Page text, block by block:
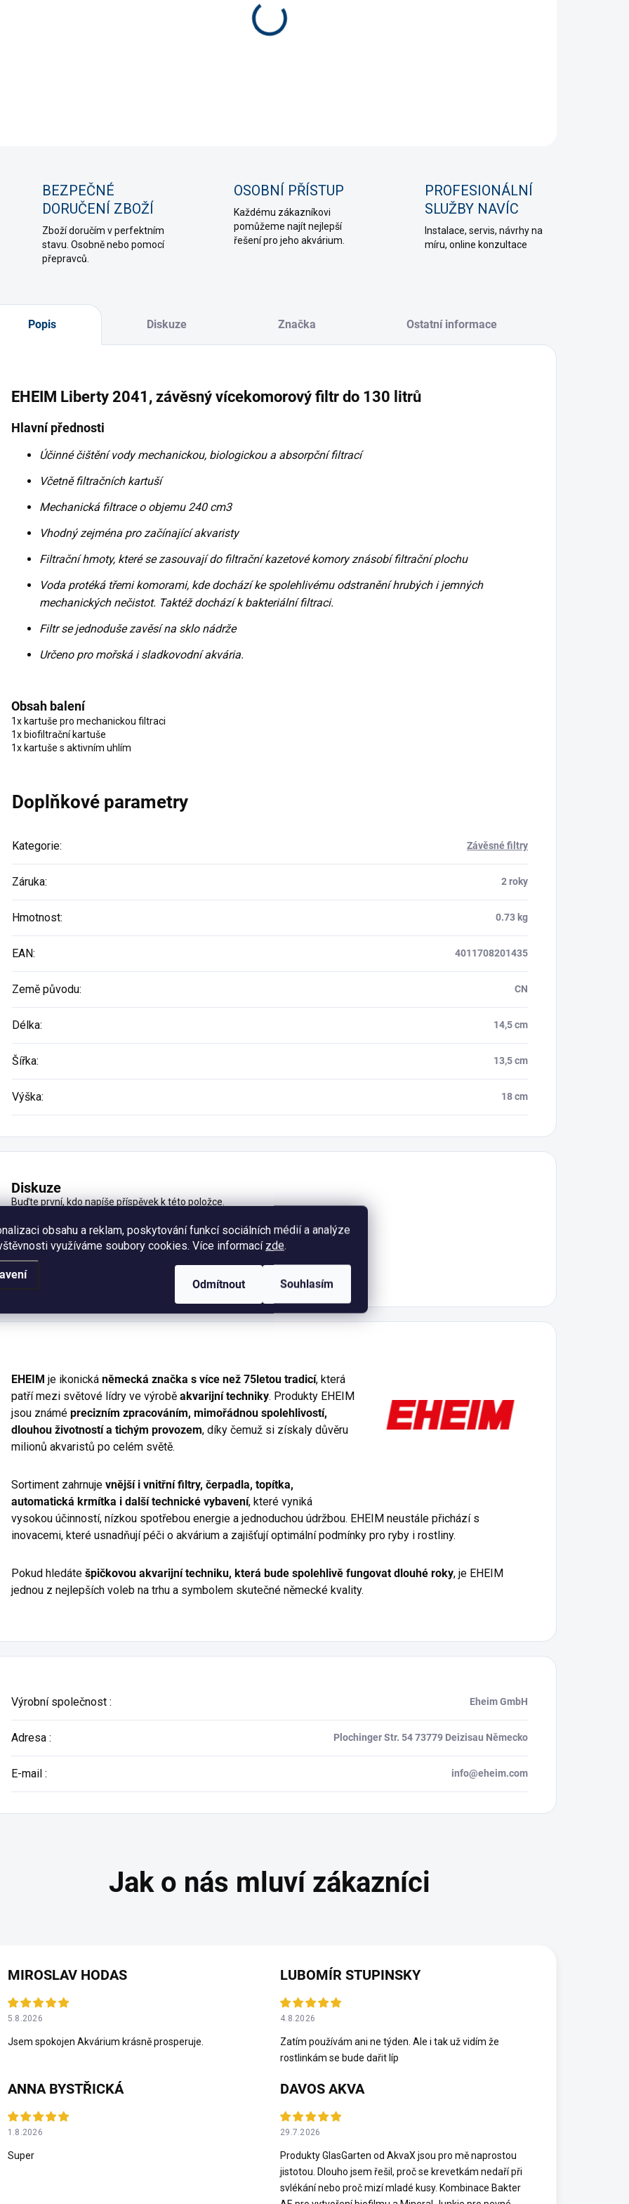
obsahu a reklam, poskytování funkcí sociálních médií a analýze
využíváme soubory cookies. Více informací zde.
Odmítnout Souhlasím
BEZPEČNÉ
DORUČENÍ ZBOŽÍ
Zboží doručím v perfektním
stavu. Osobně nebo pomocí
přepravců.
OSOBNÍ PŘÍSTUP
Každému zákazníkovi
pomůžeme najít nejlepší
řešení pro jeho akvárium.
PROFESIONÁLNÍ
SLUŽBY NAVÍC
Instalace, servis, návrhy na
míru, online konzultace
Popis Diskuze Značka Ostatní informace
EHEIM Liberty 2041, závěsný vícekomorový filtr do 130 litrů
Hlavní přednosti
Účinné čištění vody mechanickou, biologickou a absorpční filtrací
Včetně filtračních kartuší
Mechanická filtrace o objemu 240 cm3
Vhodný zejména pro začínající akvaristy
Filtrační hmoty, které se zasouvají do filtrační kazetové komory znásobí filtrační plochu
Voda protéká třemi komorami, kde dochází ke spolehlivému odstranění hrubých i jemných
mechanických nečistot. Taktéž dochází k bakteriální filtraci.
Filtr se jednoduše zavěsí na sklo nádrže
Určeno pro mořská i sladkovodní akvária.
Obsah balení
1x kartuše pro mechanickou filtraci
1x biofiltrační kartuše
1x kartuše s aktivním uhlím
Doplňkové parametry
Kategorie: Závěsné filtry
Záruka: 2 roky
Hmotnost: 0.73 kg
EAN: 4011708201435
Země původu: CN
Délka: 14,5 cm
Šířka: 13,5 cm
Výška: 18 cm
Diskuze
Buďte první, kdo napíše příspěvek k této položce.
Přidat komentář
EHEIM je ikonická německá značka s více než 75letou tradicí, která
patří mezi světové lídry ve výrobě akvarijní techniky. Produkty EHEIM
jsou známé precizním zpracováním, mimořádnou spolehlivostí,
dlouhou životností a tichým provozem, díky čemuž si získaly důvěru
milionů akvaristů po celém světě.
Sortiment zahrnuje vnější i vnitřní filtry, čerpadla, topítka,
automatická krmítka i další technické vybavení, které vyniká
vysokou účinností, nízkou spotřebou energie a jednoduchou údržbou. EHEIM neustále přichází s
inovacemi, které usnadňují péči o akvárium a zajišťují optimální podmínky pro ryby i rostliny.
Pokud hledáte špičkovou akvarijní techniku, která bude spolehlivě fungovat dlouhé roky, je EHEIM
jednou z nejlepších voleb na trhu a symbolem skutečné německé kvality.
Výrobní společnost : Eheim GmbH
Adresa : Plochinger Str. 54 73779 Deizisau Německo
E-mail : info@eheim.com
MIROSLAV HODAS
5.8.2026
Jsem spokojen Akvárium krásně prosperuje.
LUBOMÍR STUPINSKY
4.8.2026
Zatím používám ani ne týden. Ale i tak už vidím že
rostlinkám se bude dařit líp
ANNA BYSTŘICKÁ
1.8.2026
Super
DAVOS AKVA
29.7.2026
Produkty GlasGarten od AkvaX jsou pro mě naprostou
jistotou. Dlouho jsem řešil, proč se krevetkám nedaří při
svlékání nebo proč mizí mladé kusy. Kombinace Bakter